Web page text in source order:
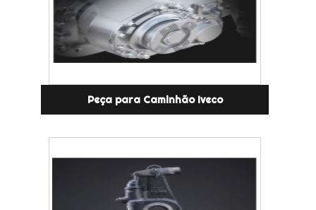
Peça para Caminhão Iveco